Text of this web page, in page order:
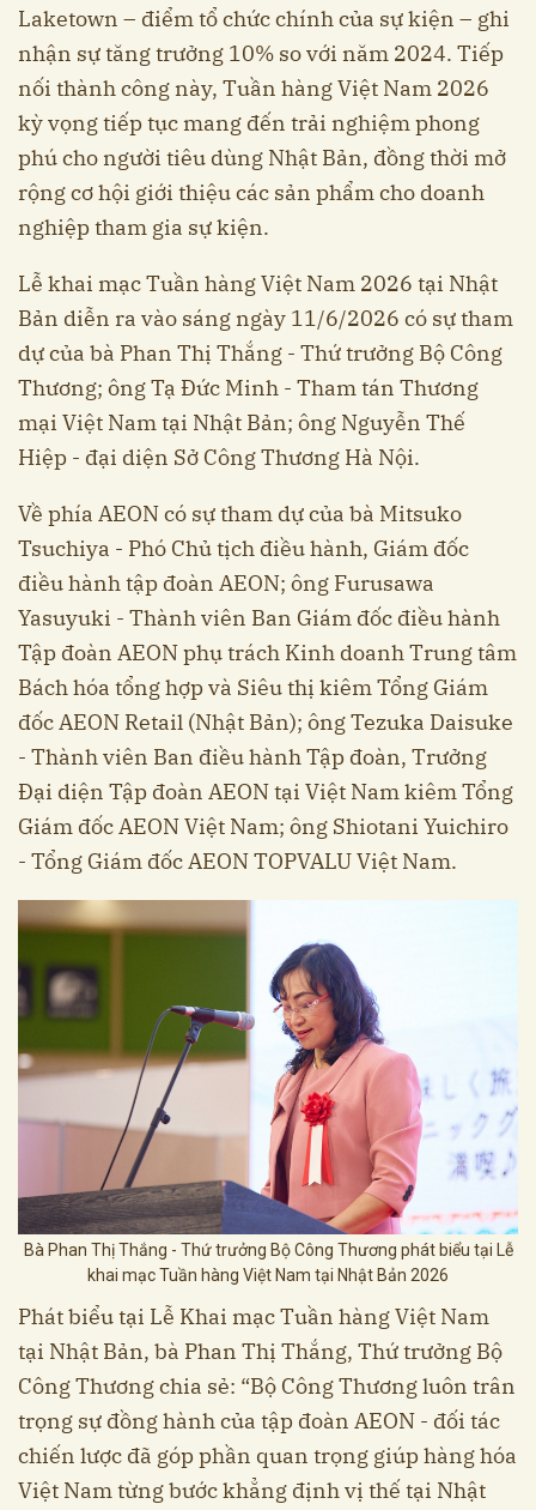
Laketown – điểm tổ chức chính của sự kiện – ghi
nhận sự tăng trưởng 10% so với năm 2024. Tiếp
nối thành công này, Tuần hàng Việt Nam 2026
kỳ vọng tiếp tục mang đến trải nghiệm phong
phú cho người tiêu dùng Nhật Bản, đồng thời mở
rộng cơ hội giới thiệu các sản phẩm cho doanh
nghiệp tham gia sự kiện.
Lễ khai mạc Tuần hàng Việt Nam 2026 tại Nhật
Bản diễn ra vào sáng ngày 11/6/2026 có sự tham
dự của bà Phan Thị Thắng - Thứ trưởng Bộ Công
Thương; ông Tạ Đức Minh - Tham tán Thương
mại Việt Nam tại Nhật Bản; ông Nguyễn Thế
Hiệp - đại diện Sở Công Thương Hà Nội.
Về phía AEON có sự tham dự của bà Mitsuko
Tsuchiya - Phó Chủ tịch điều hành, Giám đốc
điều hành tập đoàn AEON; ông Furusawa
Yasuyuki - Thành viên Ban Giám đốc điều hành
Tập đoàn AEON phụ trách Kinh doanh Trung tâm
Bách hóa tổng hợp và Siêu thị kiêm Tổng Giám
đốc AEON Retail (Nhật Bản); ông Tezuka Daisuke
- Thành viên Ban điều hành Tập đoàn, Trưởng
Đại diện Tập đoàn AEON tại Việt Nam kiêm Tổng
Giám đốc AEON Việt Nam; ông Shiotani Yuichiro
- Tổng Giám đốc AEON TOPVALU Việt Nam.
Bà Phan Thị Thắng - Thứ trưởng Bộ Công Thương phát biểu tại Lễ
khai mạc Tuần hàng Việt Nam tại Nhật Bản 2026
Phát biểu tại Lễ Khai mạc Tuần hàng Việt Nam
tại Nhật Bản, bà Phan Thị Thắng, Thứ trưởng Bộ
Công Thương chia sẻ: “Bộ Công Thương luôn trân
trọng sự đồng hành của tập đoàn AEON - đối tác
chiến lược đã góp phần quan trọng giúp hàng hóa
Việt Nam từng bước khẳng định vị thế tại Nhật